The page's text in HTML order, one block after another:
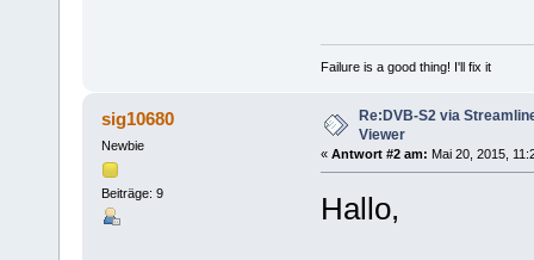
Failure is a good thing! I'll fix it
sig10680
Newbie
Beiträge: 9
Re:DVB-S2 via
Viewer
« Antwort #2 am: Mai 20, 2015,
Hallo,